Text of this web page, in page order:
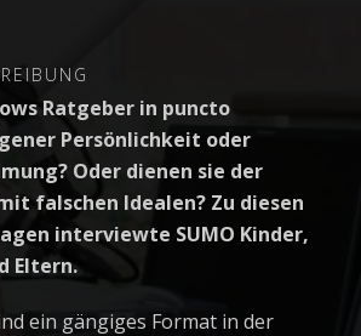
Ratgeber in puncto
Persönlichkeit oder
Oder dienen sie der
falschen Idealen? Zu diesen
interviewte SUMO Kinder,
Eltern.
ein gängiges Format in der